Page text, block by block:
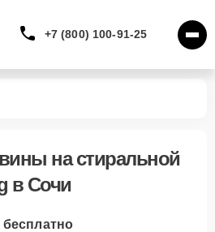
+7 (800) 100-91-25
на стиральной
в Сочи
бесплатно